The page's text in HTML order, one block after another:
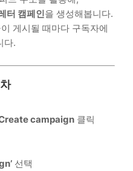
터 캠페인을 생성해봅니다.
게시될 때마다 구독자에
다.
campaign 클릭
선택